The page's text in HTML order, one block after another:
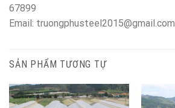
67899
Email: truongphusteel2015@gmail.com
SẢN PHẨM TƯƠNG TỰ